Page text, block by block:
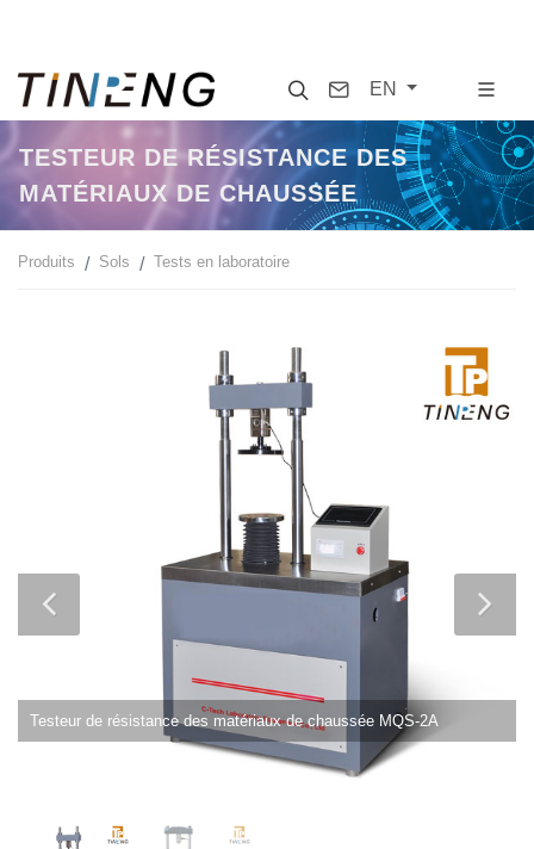
SearchContact
EN
TESTEUR DE RÉSISTANCE DES
MATÉRIAUX DE CHAUSSÉE
Produits Sols Tests en laboratoire
Testeur de résistance des matériaux de chaussée MQS-2A